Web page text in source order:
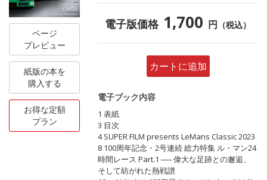
ページ
プレビュー
紙版の本を
購入する
お得な定額
プラン
電子版価格 1,700 円 （税込）
カートに追加
電子ブック内容
1 表紙
3 目次
4 SUPER FILM presents LeMans Classic 2023
8 100周年記念・2号連続 総力特集 ル・マン24
時間レース Part.1 ── 偉大な足跡との邂逅、
そして紡がれた熱戦譜